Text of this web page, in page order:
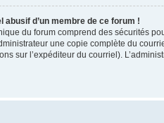
abusif d’un membre de ce forum !
du forum comprend des sécurités
une copie complète du
sur l’expéditeur du courriel).